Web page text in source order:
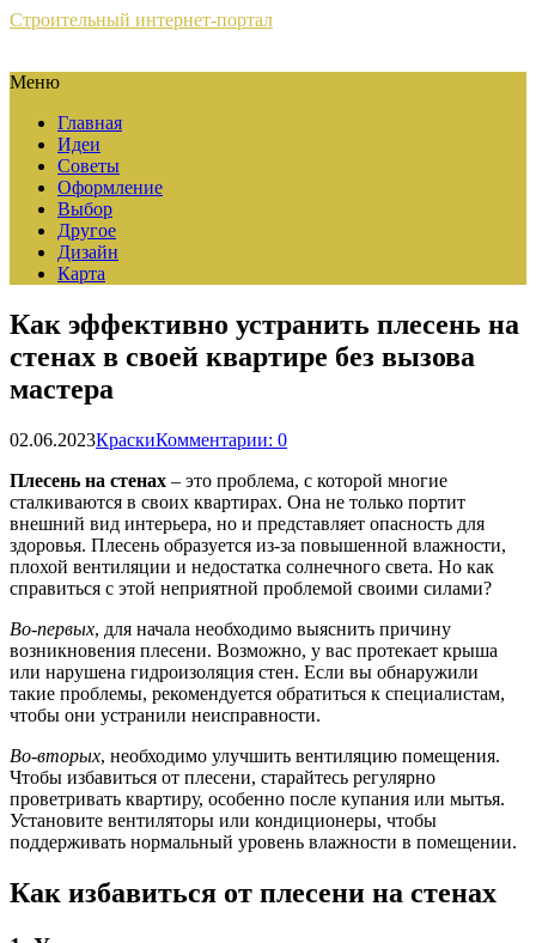
Строительный интернет-портал
Меню
Главная
Идеи
Советы
Оформление
Выбор
Другое
Дизайн
Карта
Как эффективно устранить плесень на
стенах в своей квартире без вызова
мастера
02.06.2023КраскиКомментарии: 0
Плесень на стенах – это проблема, с которой многие
сталкиваются в своих квартирах. Она не только портит
внешний вид интерьера, но и представляет опасность для
здоровья. Плесень образуется из-за повышенной влажности,
плохой вентиляции и недостатка солнечного света. Но как
справиться с этой неприятной проблемой своими силами?
Во-первых, для начала необходимо выяснить причину
возникновения плесени. Возможно, у вас протекает крыша
или нарушена гидроизоляция стен. Если вы обнаружили
такие проблемы, рекомендуется обратиться к специалистам,
чтобы они устранили неисправности.
Во-вторых, необходимо улучшить вентиляцию помещения.
Чтобы избавиться от плесени, старайтесь регулярно
проветривать квартиру, особенно после купания или мытья.
Установите вентиляторы или кондиционеры, чтобы
поддерживать нормальный уровень влажности в помещении.
Как избавиться от плесени на стенах